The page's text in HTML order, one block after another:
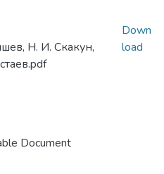
Н. И. Скакун,
Document
Down
load